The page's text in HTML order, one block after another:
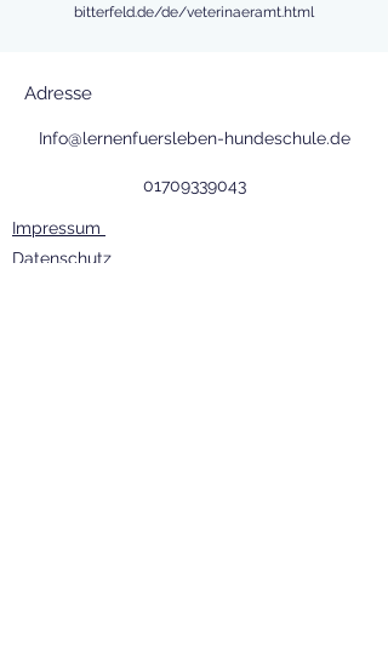
bitterfeld.de/de/veterinaeramt.html
Adresse
Info@lernenfuersleben-hundeschule.de
01709339043
Impressum
Datenschutz